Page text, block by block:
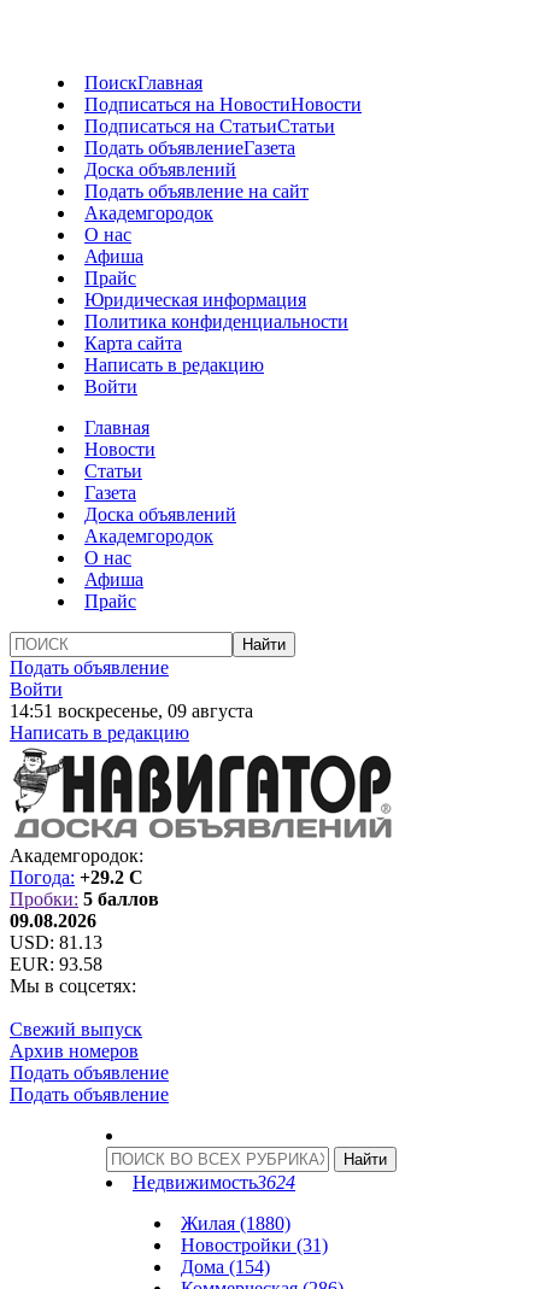
ПоискГлавная
Подписаться на НовостиНовости
Подписаться на СтатьиСтатьи
Подать объявлениеГазета
Доска объявлений
Подать объявление на сайт
Академгородок
О нас
Афиша
Прайс
Юридическая информация
Политика конфиденциальности
Карта сайта
Написать в редакцию
Войти
Главная
Новости
Статьи
Газета
Доска объявлений
Академгородок
О нас
Афиша
Прайс
Подать объявление
Войти
14:51 воскресенье, 09 августа
Написать в редакцию
Академгородок:
Погода: +29.2 C
Пробки: 5 баллов
09.08.2026
USD: 81.13
EUR: 93.58
Мы в соцсетях:
Свежий выпуск
Архив номеров
Подать объявление
Подать объявление
Недвижимость3624
Жилая (1880)
Новостройки (31)
Дома (154)